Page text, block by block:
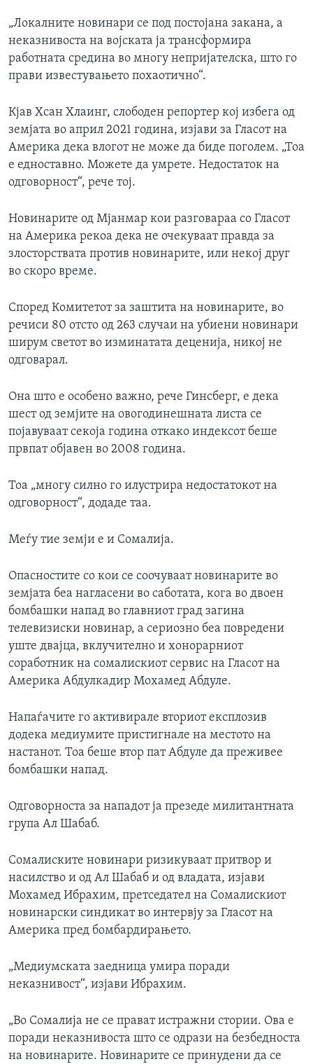
„Локалните новинари се под постојана закана, а
неказнивоста на војската ја трансформира
работната средина во многу непријателска, што го
прави известувањето похаотично“.
Кјав Хсан Хлаинг, слободен репортер кој избега од
земјата во април 2021 година, изјави за Гласот на
Америка дека влогот не може да биде поголем. „Тоа
е едноставно. Можете да умрете. Недостаток на
одговорност“, рече тој.
Новинарите од Мјанмар кои разговараа со Гласот
на Америка рекоа дека не очекуваат правда за
злосторствата против новинарите, или некој друг
во скоро време.
Според Комитетот за заштита на новинарите, во
речиси 80 отсто од 263 случаи на убиени новинари
ширум светот во изминатата деценија, никој не
одговарал.
Она што е особено важно, рече Гинсберг, е дека
шест од земјите на овогодинешната листа се
појавуваат секоја година откако индексот беше
првпат објавен во 2008 година.
Тоа „многу силно го илустрира недостатокот на
одговорност“, додаде таа.
Меѓу тие земји е и Сомалија.
Опасностите со кои се соочуваат новинарите во
земјата беа нагласени во саботата, кога во двоен
бомбашки напад во главниот град загина
телевизиски новинар, а сериозно беа повредени
уште двајца, вклучително и хонорарниот
соработник на сомалискиот сервис на Гласот на
Америка Абдулкадир Мохамед Абдуле.
Напаѓачите го активирале вториот експлозив
додека медиумите пристигнале на местото на
настанот. Тоа беше втор пат Абдуле да преживее
бомбашки напад.
Одговорноста за нападот ја презеде милитантната
група Ал Шабаб.
Сомалиските новинари ризикуваат притвор и
насилство и од Ал Шабаб и од владата, изјави
Мохамед Ибрахим, претседател на Сомалискиот
новинарски синдикат во интервју за Гласот на
Америка пред бомбардирањето.
„Медиумската заедница умира поради
неказнивост“, изјави Ибрахим.
„Во Сомалија не се прават истражни стории. Ова е
поради неказнивоста што се одрази на безбедноста
на новинарите. Новинарите се принудени да се